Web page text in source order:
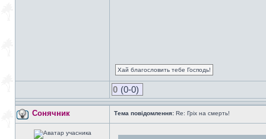
Хай благословить тебе Господь!
0 (0-0)
Сонячник Тема повідомлення: Re: Гріх на смерть!